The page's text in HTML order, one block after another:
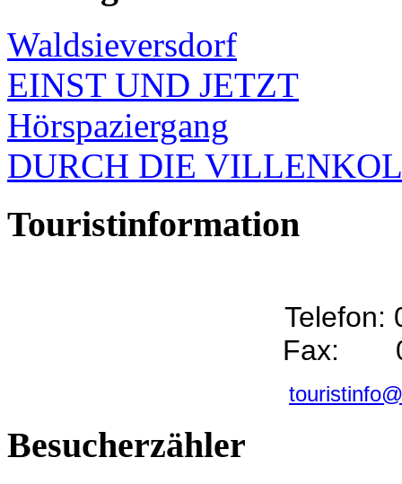
Waldsieversdorf
EINST UND JETZT
Hörspaziergang
DURCH DIE
Touristinformation
Telefon:
Fax:
Besucherzähler